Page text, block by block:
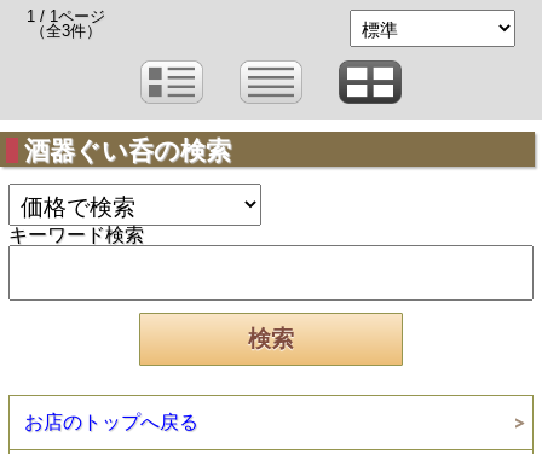
1 / 1ページ
（全3件）
酒器ぐい呑の検索
キーワード検索
お店のトップへ戻る